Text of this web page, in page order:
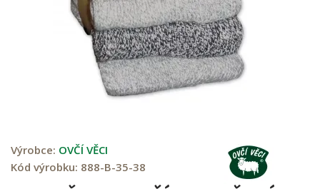
Výrobce: OVČÍ VĚCI
Kód výrobku: 888-B-35-38